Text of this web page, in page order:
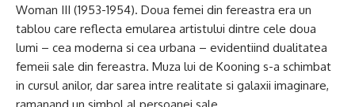
Woman III (1953-1954). Doua femei din fereastra era un
tablou care reflecta emularea artistului dintre cele doua
lumi – cea moderna si cea urbana – evidentiind dualitatea
femeii sale din fereastra. Muza lui de Kooning s-a schimbat
in cursul anilor, dar sarea intre realitate si galaxii imaginare,